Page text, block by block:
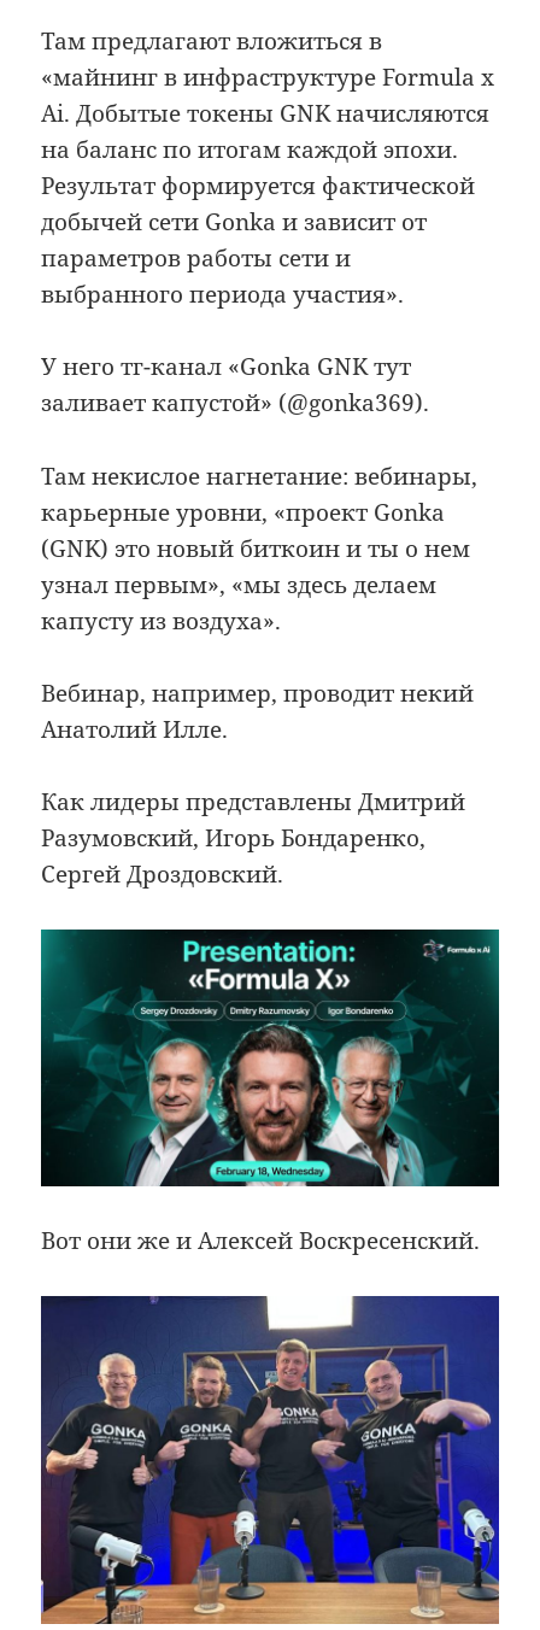
Там предлагают вложиться в
«майнинг в инфраструктуре Formula x
Ai. Добытые токены GNK начисляются
на баланс по итогам каждой эпохи.
Результат формируется фактической
добычей сети Gonka и зависит от
параметров работы сети и
выбранного периода участия».
У него тг-канал «Gonka GNK тут
заливает капустой» (@gonka369).
Там некислое нагнетание: вебинары,
карьерные уровни, «проект Gonka
(GNK) это новый биткоин и ты о нем
узнал первым», «мы здесь делаем
капусту из воздуха».
Вебинар, например, проводит некий
Анатолий Илле.
Как лидеры представлены Дмитрий
Разумовский, Игорь Бондаренко,
Сергей Дроздовский.
Вот они же и Алексей Воскресенский.